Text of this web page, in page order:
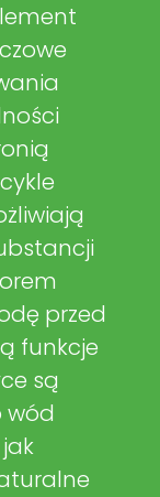
przed
funkcje
są
wód